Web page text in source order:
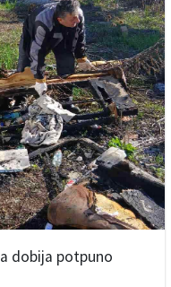
dobija potpuno